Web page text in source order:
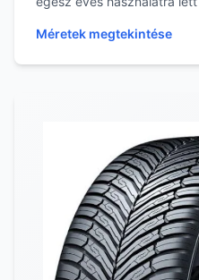
Méretek megtekintése